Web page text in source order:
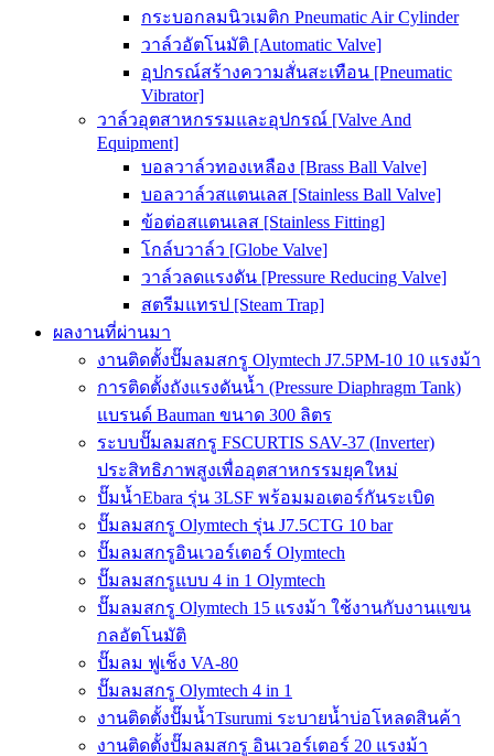
กระบอกลมนิวเมติก Pneumatic Air Cylinder
วาล์วอัตโนมัติ [Automatic Valve]
อุปกรณ์สร้างความสั่นสะเทือน [Pneumatic
Vibrator]
วาล์วอุตสาหกรรมและอุปกรณ์ [Valve And
Equipment]
บอลวาล์วทองเหลือง [Brass Ball Valve]
บอลวาล์วสแตนเลส [Stainless Ball Valve]
ข้อต่อสแตนเลส [Stainless Fitting]
โกล์บวาล์ว [Globe Valve]
วาล์วลดแรงดัน [Pressure Reducing Valve]
สตรีมแทรป [Steam Trap]
ผลงานที่ผ่านมา
งานติดตั้งปั๊มลมสกรู Olymtech J7.5PM-10 10 แรงม้า
การติดตั้งถังแรงดันน้ำ (Pressure Diaphragm Tank)
แบรนด์ Bauman ขนาด 300 ลิตร
ระบบปั๊มลมสกรู FSCURTIS SAV-37 (Inverter)
ประสิทธิภาพสูงเพื่ออุตสาหกรรมยุคใหม่
ปั๊มน้ำEbara รุ่น 3LSF พร้อมมอเตอร์กันระเบิด
ปั๊มลมสกรู Olymtech รุ่น J7.5CTG 10 bar
ปั๊มลมสกรูอินเวอร์เตอร์ Olymtech
ปั๊มลมสกรูแบบ 4 in 1 Olymtech
ปั๊มลมสกรู Olymtech 15 แรงม้า ใช้งานกับงานแขน
กลอัตโนมัติ
ปั๊มลม ฟูเช็ง VA-80
ปั๊มลมสกรู Olymtech 4 in 1
งานติดตั้งปั๊มน้ำTsurumi ระบายน้ำบ่อโหลดสินค้า
งานติดตั้งปั๊มลมสกรู อินเวอร์เตอร์ 20 แรงม้า